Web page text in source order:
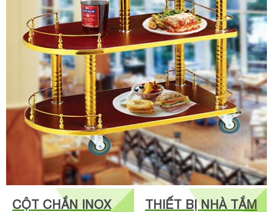
CỘT CHẮN INOX THIẾT BỊ NHÀ TẮM